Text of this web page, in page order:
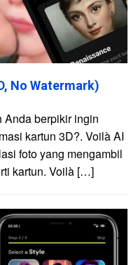
No Watermark)
Anda berpikir ingin
kartun 3D?. Voilà AI
foto yang mengambil
kartun. Voilà […]